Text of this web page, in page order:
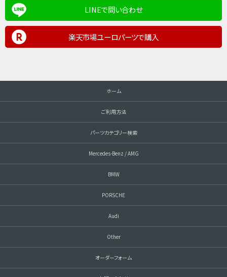
LINEで問い合わせ
楽天市場ユーロパーツで購入
ホーム
ご利用方法
パーツカテゴリー検索
Mercedes-Benz / AMG
BMW
PORSCHE
Audi
Other
オーダーフォーム